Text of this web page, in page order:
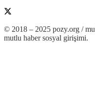
© 2018 – 2025 pozy.org /
mutlu haber sosyal girişimi.